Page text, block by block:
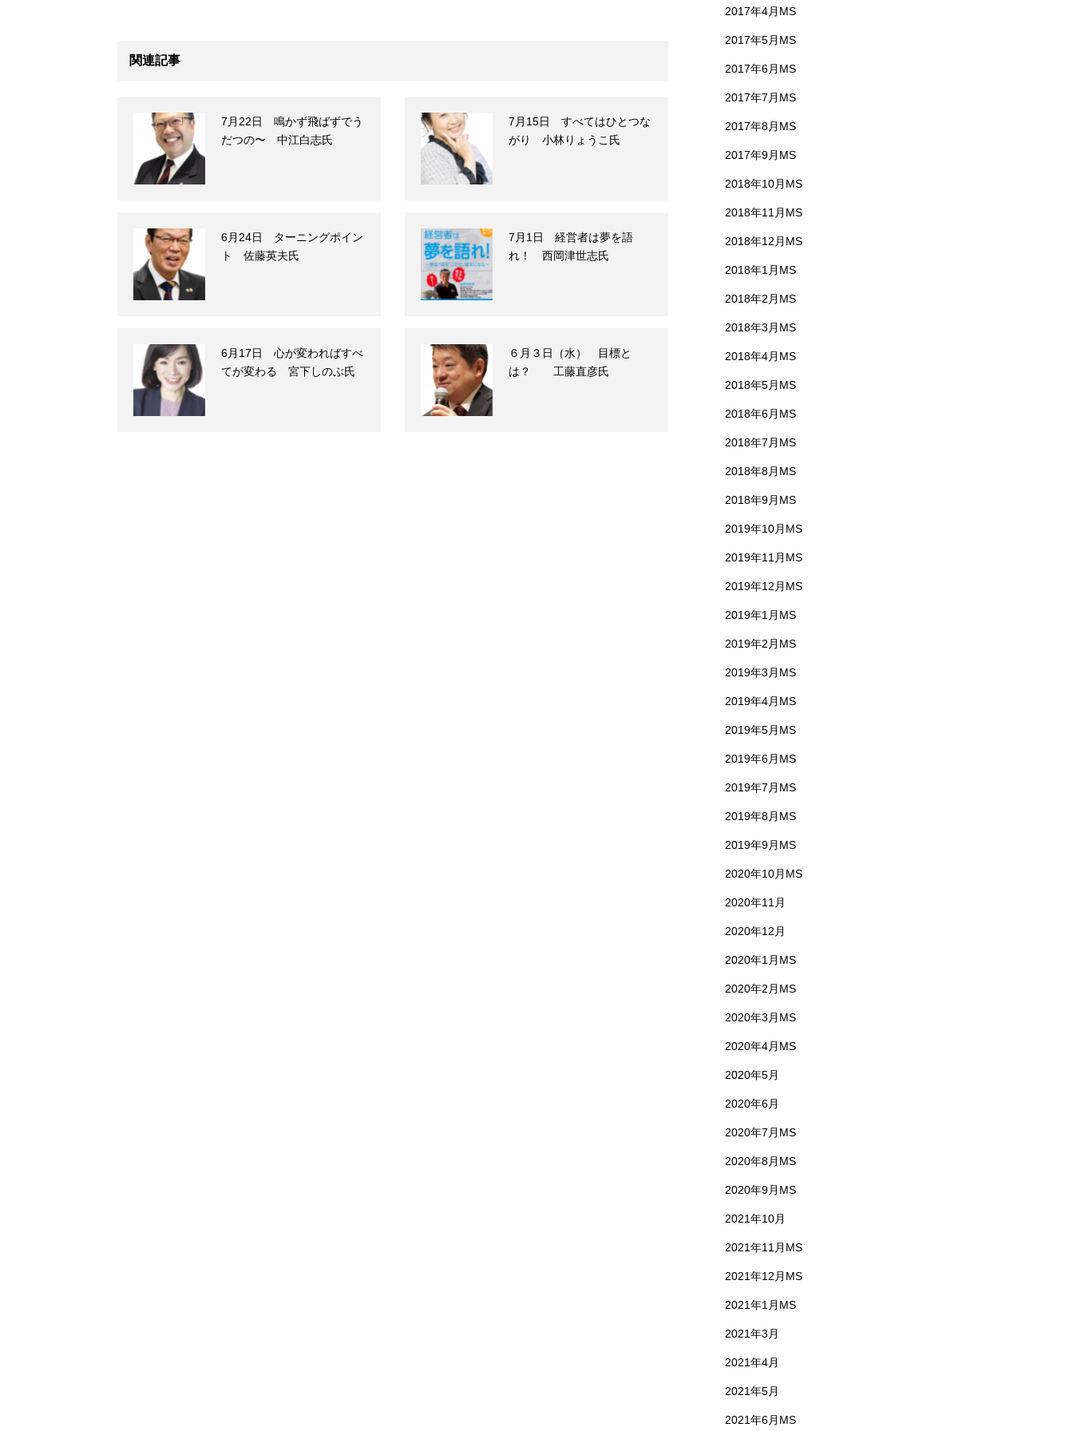
関連記事
7月22日 鳴かず飛ばずでう
だつの〜 中江白志氏
7月15日 すべてはひとつな
がり 小林りょうこ氏
6月24日 ターニングポイン
ト 佐藤英夫氏
7月1日 経営者は夢を語
れ！ 西岡津世志氏
6月17日 心が変わればすべ
てが変わる 宮下しのぶ氏
６月３日（水） 目標と
は？ 工藤直彦氏
2017年4月MS
2017年5月MS
2017年6月MS
2017年7月MS
2017年8月MS
2017年9月MS
2018年10月MS
2018年11月MS
2018年12月MS
2018年1月MS
2018年2月MS
2018年3月MS
2018年4月MS
2018年5月MS
2018年6月MS
2018年7月MS
2018年8月MS
2018年9月MS
2019年10月MS
2019年11月MS
2019年12月MS
2019年1月MS
2019年2月MS
2019年3月MS
2019年4月MS
2019年5月MS
2019年6月MS
2019年7月MS
2019年8月MS
2019年9月MS
2020年10月MS
2020年11月
2020年12月
2020年1月MS
2020年2月MS
2020年3月MS
2020年4月MS
2020年5月
2020年6月
2020年7月MS
2020年8月MS
2020年9月MS
2021年10月
2021年11月MS
2021年12月MS
2021年1月MS
2021年3月
2021年4月
2021年5月
2021年6月MS